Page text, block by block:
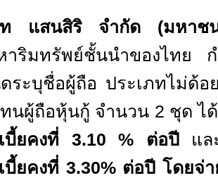
ท แสนสิริ จำกัด (มหา
าริมทรัพย์ชั้นนำของไทย
ระบุชื่อผู้ถือ ประเภทไม่ด้
นผู้ถือหุ้นกู้ จำนวน 2 ชุด ไ
บี้ยคงที่ 3.10 % ต่อปี แล
บี้ยคงที่ 3.30% ต่อปี โดยจ่